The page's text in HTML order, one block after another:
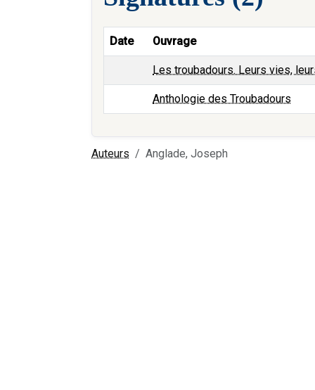
Date Ouvrage
Les troubadours. Leurs vies,
Anthologie des Troubadours
Auteurs Anglade, Joseph